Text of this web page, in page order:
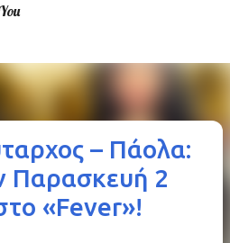
– Πάολα:
Παρασκευή 2
«Fever»!